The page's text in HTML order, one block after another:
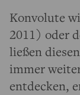
Konvolute
2011) oder
ließen
immer
entdecken,